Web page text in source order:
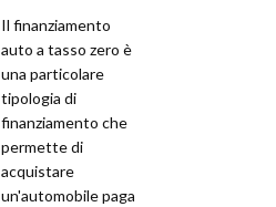
Il finanziamento
auto a tasso zero è
una particolare
tipologia di
finanziamento che
permette di
acquistare
un'automobile paga